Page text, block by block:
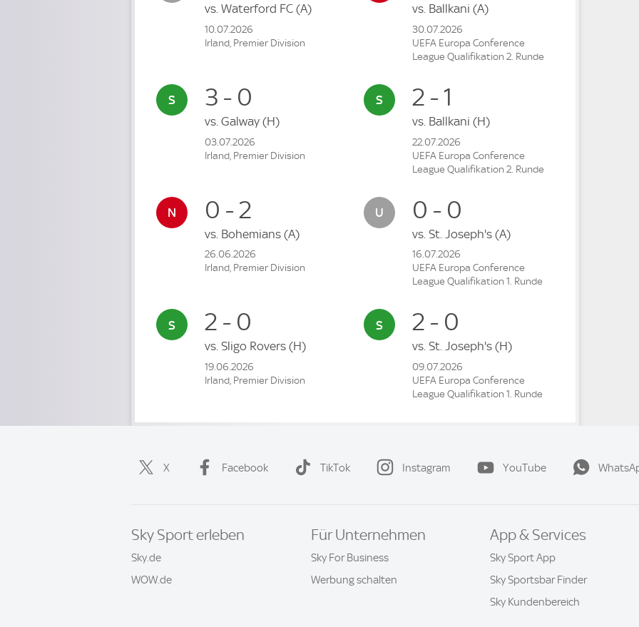
vs. Waterford FC (A)
10.07.2026
Irland, Premier Division
3 - 0
vs. Galway (H)
03.07.2026
Irland, Premier Division
0 - 2
vs. Bohemians (A)
26.06.2026
Irland, Premier Division
2 - 0
vs. Sligo Rovers (H)
19.06.2026
Irland, Premier Division
vs. Ballkani (A)
30.07.2026
UEFA Europa Conference
League Qualifikation 2. Runde
2 - 1
vs. Ballkani (H)
22.07.2026
UEFA Europa Conference
League Qualifikation 2. Runde
0 - 0
vs. St. Joseph's (A)
16.07.2026
UEFA Europa Conference
League Qualifikation 1. Runde
2 - 0
vs. St. Joseph's (H)
09.07.2026
UEFA Europa Conference
League Qualifikation 1. Runde
X Facebook TikTok Instagram YouTube
Sky Sport erleben
Sky.de
WOW.de
Für Unternehmen
Sky For Business
Werbung schalten
App & Services
Sky Sport App
Sky Sportsbar Finder
Sky Kundenbereich